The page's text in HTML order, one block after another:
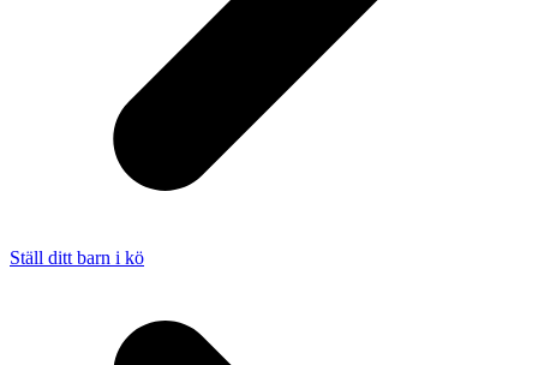
Ställ ditt barn i kö